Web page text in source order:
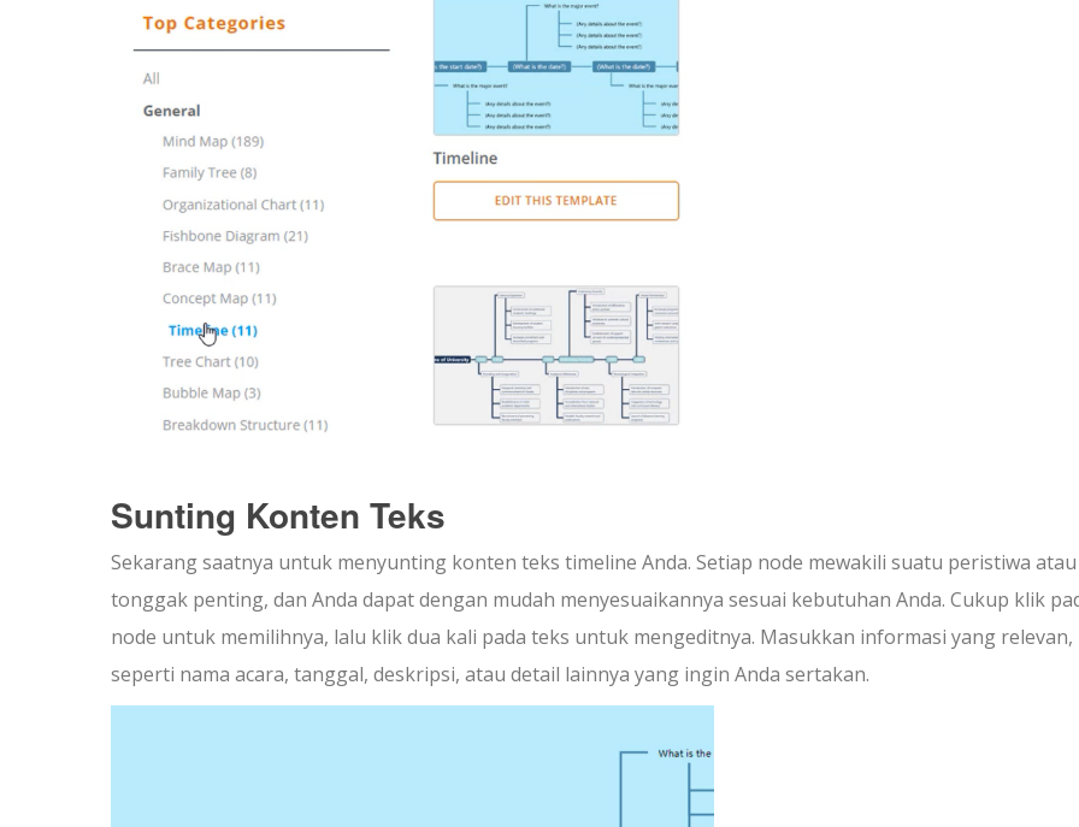
Sunting Konten Teks
Sekarang saatnya untuk menyunting konten teks timeline Anda. Setiap node mewakili suatu peristiwa atau
tonggak penting, dan Anda dapat dengan mudah menyesuaikannya sesuai kebutuhan Anda. Cukup klik
node untuk memilihnya, lalu klik dua kali pada teks untuk mengeditnya. Masukkan informasi yang relevan,
seperti nama acara, tanggal, deskripsi, atau detail lainnya yang ingin Anda sertakan.